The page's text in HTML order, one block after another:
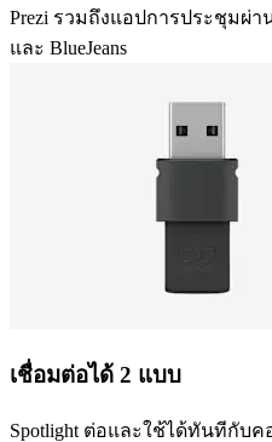
Prezi รวมถึงแอปการประชุมผ่าน
และ BlueJeans
เชื่อมต่อได้ 2 แบบ
Spotlight ต่อและใช้ได้ทันทีกับ